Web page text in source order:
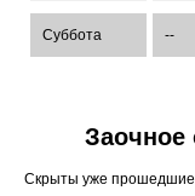
Суббота --
Заочное
Скрыты уже прошедшие